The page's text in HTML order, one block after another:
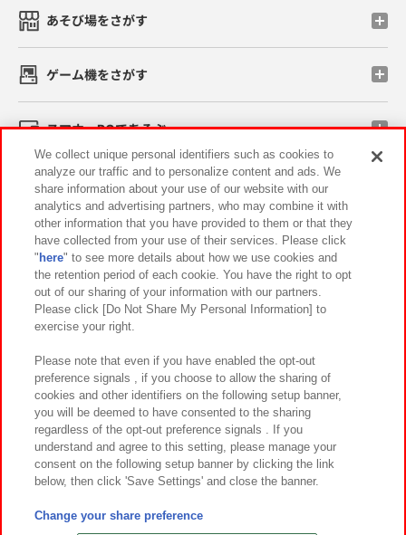
あそび場をさがす
ゲーム機をさがす
スマホ・PCであそぶ
イベント・キャンペーン
関連会社 サステナビリティ サイトポリシー
プライバシーポリシー ウェブアクセシビリティ方針と検証結果
お取引先さまとともに
カスタマーハラスメント対応方針 よくあるご質問・お問い合わせ
©Bandai Namco Amusement Inc.
©Bandai Namco Amusement Lab Inc.
We collect unique personal identifiers such as cookies to
analyze our traffic and to personalize content and ads. We
share information about your use of our website with our
analytics and advertising partners, who may combine it with
other information that you have provided to them or that they
have collected from your use of their services. Please click
" here" to see more details about how we use cookies and
the retention period of each cookie. You have the right to opt
out of our sharing of your information with our partners.
Please click [Do Not Share My Personal Information] to
exercise your right.
Please note that even if you have enabled the opt-out
preference signals , if you choose to allow the sharing of
cookies and other identifiers on the following setup banner,
you will be deemed to have consented to the sharing
regardless of the opt-out preference signals . If you
understand and agree to this setting, please manage your
consent on the following setup banner by clicking the link
below, then click 'Save Settings' and close the banner.
Change your share preference